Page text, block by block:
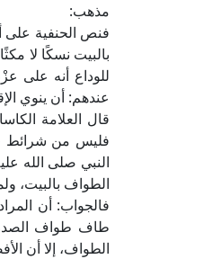
مذهب:
فنص الحنفية على
بالبيت نسكًا لا
للوداع أنه على
عندهم: أن ينوي
فليس من شرائط
النبي صلى الله
الطواف بالبيت،
فالجواب: أن
طاف طواف الصدر
الطواف، إلا أن